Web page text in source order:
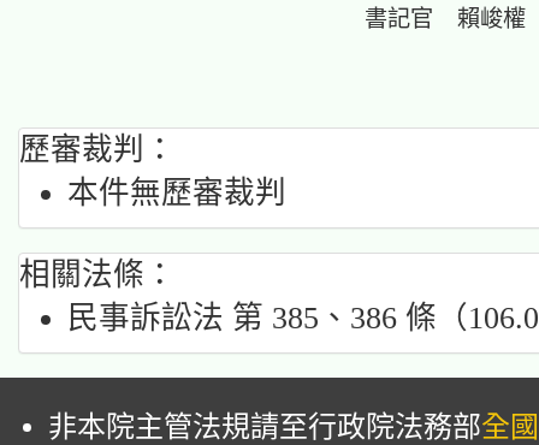
書記官 賴峻權
歷審裁判：
本件無歷審裁判
相關法條：
民事訴訟法 第 385、386 條（
非本院主管法規請至行政院法務部全